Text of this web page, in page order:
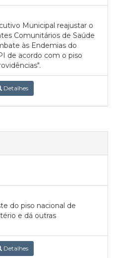
Municipal reajustar o
Comunitários de Saúde
às Endemias do
de acordo com o piso
Detalhes
do piso nacional de
e dá outras
Detalhes